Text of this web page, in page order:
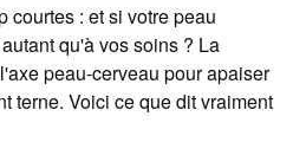
courtes : et si votre peau
qu'à vos soins ? La
peau-cerveau pour apaiser
terne. Voici ce que dit vraiment